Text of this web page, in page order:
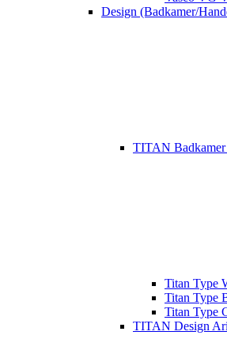
Design (Badkamer/
TITAN Badkamer
Titan Type
Titan Type
Titan Type
TITAN Design